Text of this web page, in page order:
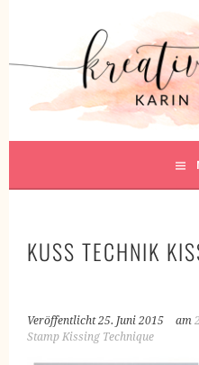
KREATIV SEIN
KUSS TECHNIK
Veröffentlicht25. Juni 2015 am
Stamp Kissing Technique